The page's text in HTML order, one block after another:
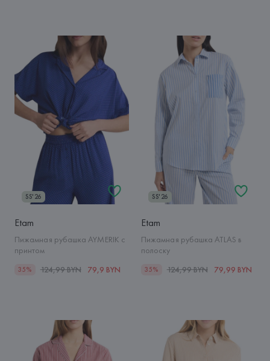
SS'26
Etam
Пижамная рубашка AYMERIK с
принтом
35% 124,99 BYN 79,9 BYN
SS'26
Etam
Пижамная рубашка ATLAS в
полоску
35% 124,99 BYN 79,99 BYN